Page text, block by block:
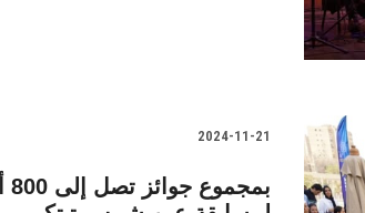
2024-11-21